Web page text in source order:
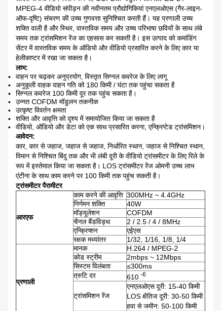
MPEG-4 वीडियो संपीड़न की नवीनतम प्रौद्योगिकियां एनएलओएस (गैर-लाइन-
ऑफ-दृष्टि) संचरण की उच्च गुणवत्ता सुनिश्चित करती हैं। यह प्रणाली उच्च
शक्ति वाली है और स्थिर, वास्तविक समय और उच्च परिभाषा छवियों के साथ लंबे
समय तक ट्रांसमिशन रेंज का एहसास कर सकती है। इस उत्पाद को कमांडिंग
सेंटर में वास्तविक समय के ऑडियो और वीडियो प्रसारित करने के लिए कार या
हेलीकाप्टर में रखा जा सकता है।
लाभ:
वाहन पर चढ़कर अनुप्रयोग, विस्तृत सिग्नल कवरेज के लिए लागू
अनुकूली वाहक वाहन गति को 180 किमी / घंटा तक पहुंचा सकता है
सिग्नल कवरेज 100 किमी दूर तक पहुंच सकता है।
उन्नत COFDM मॉडुलन तकनीक
उत्कृष्ट विवर्तन क्षमता
शक्ति और आवृत्ति को दृश्य में समायोजित किया जा सकता है
वीडियो, ऑडियो और डेटा को एक साथ प्रसारित करना, एन्क्रिप्टेड ट्रांसमिशन।
आवेदन:
कार, ​​कार से जहाज, जहाज से जहाज, निर्धारित स्थान, जहाज से निश्चित स्थान,
विमान से निश्चित बिंदु तक और भी लंबी दूरी के वीडियो ट्रांसमीटर के लिए रिले के
रूप में इस्तेमाल किया जा सकता है। LOS ट्रांसमीटर रेंज ओमनी उच्च लाभ
एंटीना के साथ काम करने पर 100 किमी तक पहुंच सकती है।
ट्रांसमीटर पैरामीटर
आरएफ
काम करने की आवृत्ति 300MHz ~ 4.4GHz
निर्गमन शक्ति
40W
मॉड्यूलेशन
COFDM
चैनल बैंडविड्थ
2 / 2.5 / 4 / 8MHz
एन्क्रिप्शन
एईएस
रक्षक मध्यांतर
1/32, 1/16, 1/8, 1/4
प्रणाली
मानक
H.264 / MPEG-2
कोड स्ट्रीम
2mbps ~ 12Mbps
सिस्टम विलंबता
≤300ms
त्रुटि दर
610 -6
ट्रांसमिशन रेंज
एनएलओएस दूरी: 15-40 किमी
LOS क्षैतिज दूरी: 30-50 किमी
हवा से जमीन: 50-100 किमी